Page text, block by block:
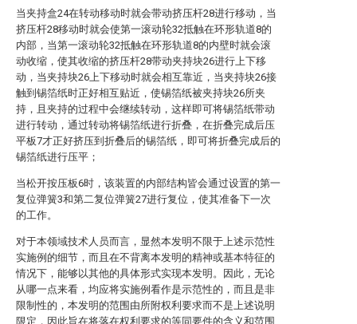
当夹持盒24在转动移动时就会带动挤压杆28进行移动，当
挤压杆28移动时就会使第一滚动轮32抵触在环形轨道8的
内部，当第一滚动轮32抵触在环形轨道8的内壁时就会滚
动收缩，使其收缩的挤压杆28带动夹持块26进行上下移
动，当夹持块26上下移动时就会相互靠近，当夹持块26接
触到锡箔纸时正好相互贴近，使锡箔纸被夹持块26所夹
持，且夹持的过程中会继续转动，这样即可将锡箔纸带动
进行转动，通过转动将锡箔纸进行折叠，在折叠完成后压
平板7才正好挤压到折叠后的锡箔纸，即可将折叠完成后的
锡箔纸进行压平；
当松开按压板6时，该装置的内部结构皆会通过设置的第一
复位弹簧3和第二复位弹簧27进行复位，使其准备下一次
的工作。
对于本领域技术人员而言，显然本发明不限于上述示范性
实施例的细节，而且在不背离本发明的精神或基本特征的
情况下，能够以其他的具体形式实现本发明。因此，无论
从哪一点来看，均应将实施例看作是示范性的，而且是非
限制性的，本发明的范围由所附权利要求而不是上述说明
限定，因此旨在将落在权利要求的等同要件的含义和范围